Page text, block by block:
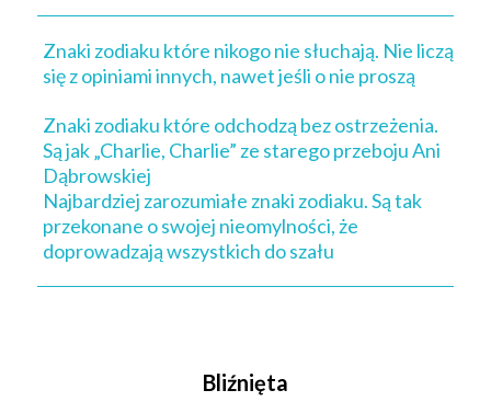
Znaki zodiaku które nikogo nie słuchają. Nie liczą
się z opiniami innych, nawet jeśli o nie proszą
Znaki zodiaku które odchodzą bez ostrzeżenia.
Są jak „Charlie, Charlie” ze starego przeboju Ani
Dąbrowskiej
Najbardziej zarozumiałe znaki zodiaku. Są tak
przekonane o swojej nieomylności, że
doprowadzają wszystkich do szału
Bliźnięta